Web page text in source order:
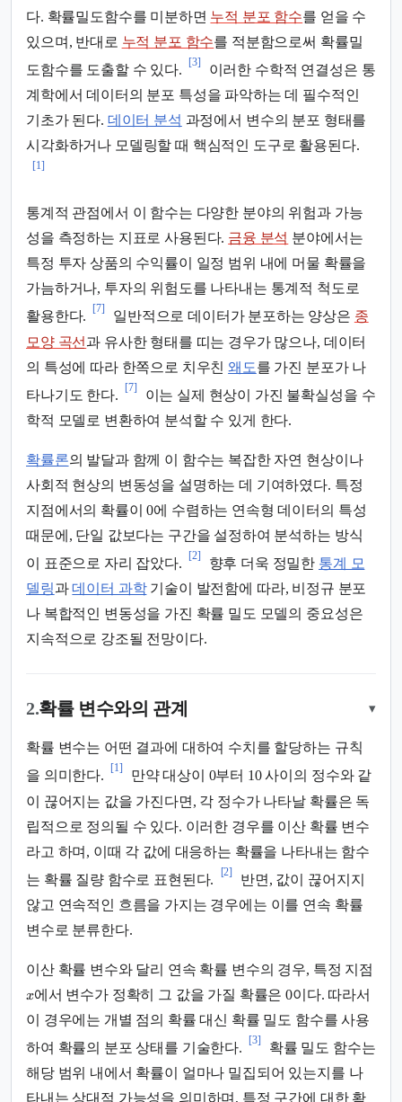
다. 확률밀도함수를 미분하면 누적 분포 함수를 얻을 수
있으며, 반대로 누적 분포 함수를 적분함으로써 확률밀
도함수를 도출할 수 있다.
[3]
이러한 수학적 연결성은 통
계학에서 데이터의 분포 특성을 파악하는 데 필수적인
기초가 된다. 데이터 분석 과정에서 변수의 분포 형태를
시각화하거나 모델링할 때 핵심적인 도구로 활용된다.
[1]
통계적 관점에서 이 함수는 다양한 분야의 위험과 가능
성을 측정하는 지표로 사용된다. 금융 분석 분야에서는
특정 투자 상품의 수익률이 일정 범위 내에 머물 확률을
가늠하거나, 투자의 위험도를 나타내는 통계적 척도로
활용한다.
[7]
일반적으로 데이터가 분포하는 양상은 종
모양 곡선 과 유사한 형태를 띠는 경우가 많으나, 데이터
의 특성에 따라 한쪽으로 치우친왜도를 가진 분포가 나
타나기도 한다.
[7]
이는 실제 현상이 가진 불확실성을 수
학적 모델로 변환하여 분석할 수 있게 한다.
확률론의 발달과 함께 이 함수는 복잡한 자연 현상이나
사회적 현상의 변동성을 설명하는 데 기여하였다. 특정
지점에서의 확률이 0에 수렴하는 연속형 데이터의 특성
때문에, 단일 값보다는 구간을 설정하여 분석하는 방식
이 표준으로 자리 잡았다.
[2]
향후 더욱 정밀한 통계 모
델링과데이터 과학기술이 발전함에 따라, 비정규 분포
나 복합적인 변동성을 가진 확률 밀도 모델의 중요성은
지속적으로 강조될 전망이다.
2.확률 변수와의 관계 ▾
확률 변수는 어떤 결과에 대하여 수치를 할당하는 규칙
을 의미한다.
[1]
만약 대상이 0부터 10 사이의 정수와 같
이 끊어지는 값을 가진다면, 각 정수가 나타날 확률은 독
립적으로 정의될 수 있다. 이러한 경우를 이산 확률 변수
라고 하며, 이때 각 값에 대응하는 확률을 나타내는 함수
는 확률 질량 함수로 표현된다.
[2]
반면, 값이 끊어지지
않고 연속적인 흐름을 가지는 경우에는 이를 연속 확률
변수로 분류한다.
이산 확률 변수와 달리 연속 확률 변수의 경우, 특정 지점
x에서 변수가 정확히 그 값을 가질 확률은 0이다. 따라서
이 경우에는 개별 점의 확률 대신 확률 밀도 함수를 사용
하여 확률의 분포 상태를 기술한다.
[3]
확률 밀도 함수는
해당 범위 내에서 확률이 얼마나 밀집되어 있는지를 나
타내는 상대적 가능성을 의미하며, 특정 구간에 대한 확